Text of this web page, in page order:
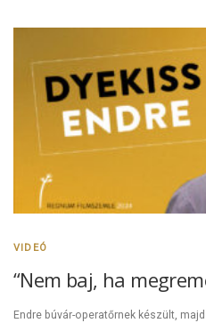
VIDEÓ
“Nem baj, ha
Endre búvár-operatőrnek készült,